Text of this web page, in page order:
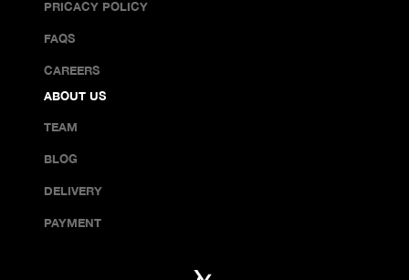
PRICACY POLICY
FAQS
CAREERS
ABOUT US
TEAM
BLOG
DELIVERY
PAYMENT